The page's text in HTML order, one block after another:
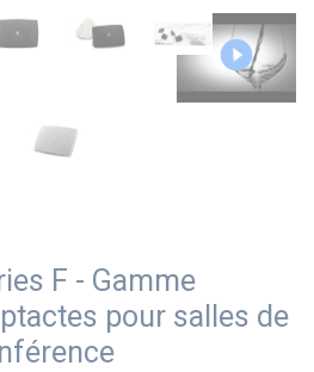
F - Gamme
pour salles de